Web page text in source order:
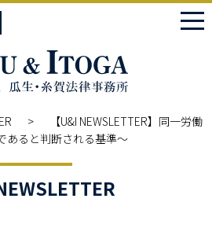
【U&I NEWSLETTER】同一労働
あると判断される基準～